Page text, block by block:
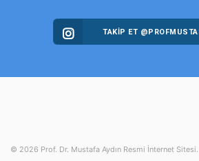
TAKİP ET
© 2026 Prof. Dr. Mustafa Aydın Resmi İnternet Sitesi.